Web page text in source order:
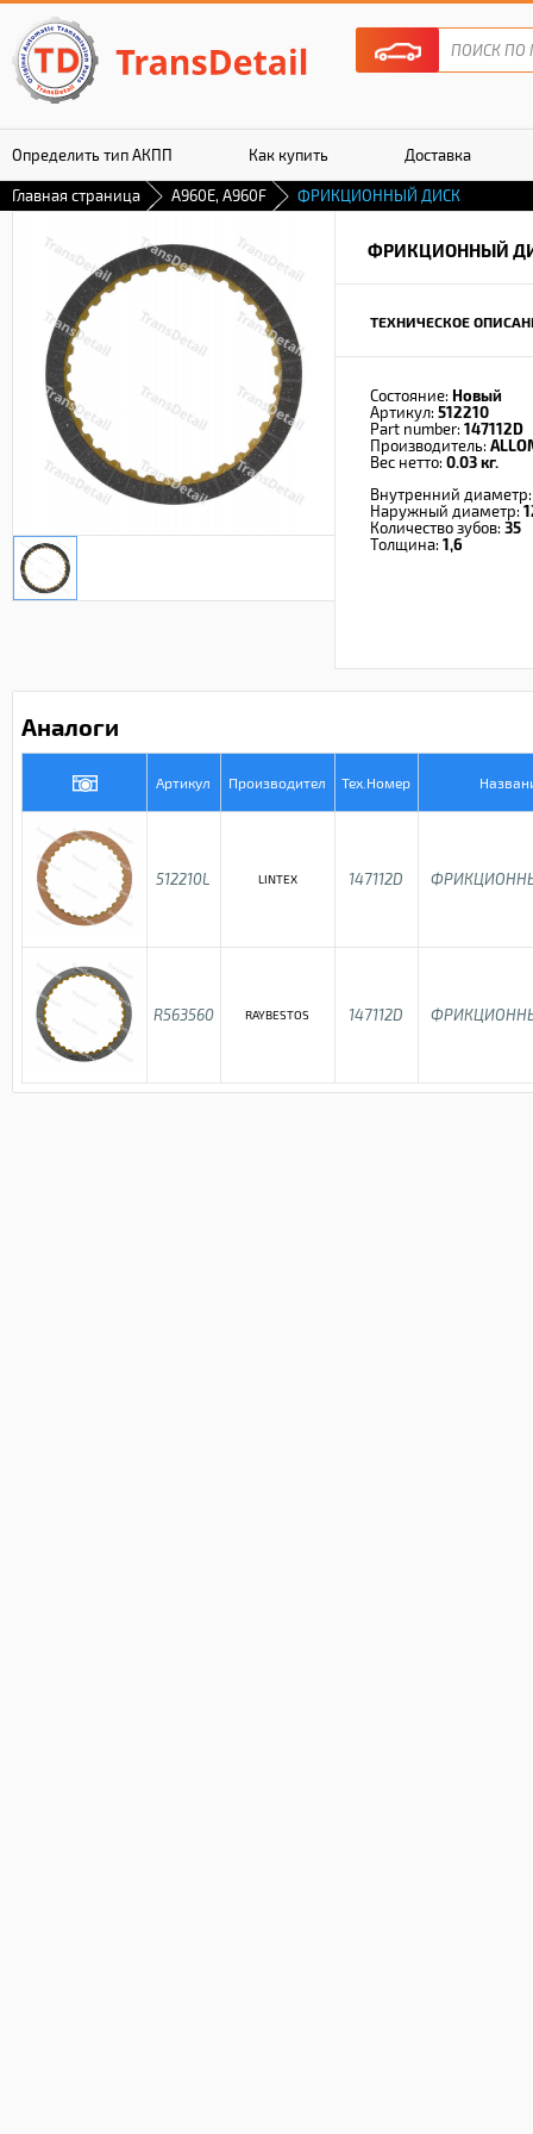
Определить тип АКПП Как купить Доставка
Гарантия
Главная страница A960E, A960F ФРИКЦИОННЫЙ ДИСК
ФРИКЦИОННЫЙ
ТЕХНИЧЕСКОЕ
Состояние: Новый
Артикул: 512210
Part number: 147112D
Производитель:
Вес нетто: 0.03 кг.
Внутренний
Наружный диаметр:
Количество зубов: 35
Толщина: 1,6
Аналоги
Артикул Производител Тех.Номер
512210L LINTEX 147112D
R563560 RAYBESTOS 147112D